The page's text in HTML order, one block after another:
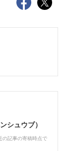
シュウブ）
の記事の寄稿時点で